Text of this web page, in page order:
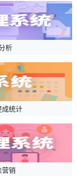
析
成统计
营销